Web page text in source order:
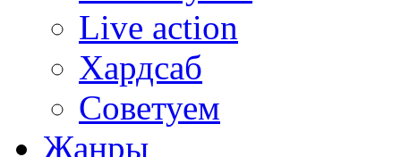
Live action
Хардсаб
Советуем
Жанры